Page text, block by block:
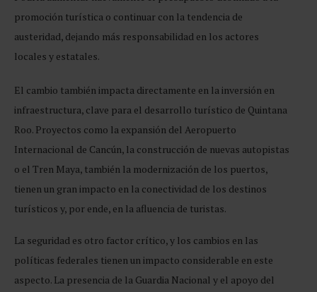
promoción turística o continuar con la tendencia de
austeridad, dejando más responsabilidad en los actores
locales y estatales.
El cambio también impacta directamente en la inversión en
infraestructura, clave para el desarrollo turístico de Quintana
Roo. Proyectos como la expansión del Aeropuerto
Internacional de Cancún, la construcción de nuevas autopistas
o el Tren Maya, también la modernización de los puertos,
tienen un gran impacto en la conectividad de los destinos
turísticos y, por ende, en la afluencia de turistas.
La seguridad es otro factor crítico, y los cambios en las
políticas federales tienen un impacto considerable en este
aspecto. La presencia de la Guardia Nacional y el apoyo del